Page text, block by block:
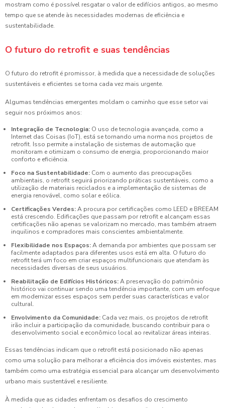
mostram como é possível resgatar o valor de edifícios antigos, ao mesmo
tempo que se atende às necessidades modernas de eficiência e
sustentabilidade.
O futuro do retrofit e suas tendências
O futuro do retrofit é promissor, à medida que a necessidade de soluções
sustentáveis e eficientes se torna cada vez mais urgente.
Algumas tendências emergentes moldam o caminho que esse setor vai
seguir nos próximos anos:
Integração de Tecnologia: O uso de tecnologia avançada, como a
Internet das Coisas (IoT), está se tornando uma norma nos projetos de
retrofit. Isso permite a instalação de sistemas de automação que
monitoram e otimizam o consumo de energia, proporcionando maior
conforto e eficiência.
Foco na Sustentabilidade: Com o aumento das preocupações
ambientais, o retrofit seguirá priorizando práticas sustentáveis, como a
utilização de materiais reciclados e a implementação de sistemas de
energia renovável, como solar e eólica.
Certificações Verdes:A procura por certificações como LEED e BREEAM
está crescendo. Edificações que passam por retrofit e alcançam essas
certificações não apenas se valorizam no mercado, mas também atraem
inquilinos e compradores mais conscientes ambientalmente.
Flexibilidade nos Espaços:A demanda por ambientes que possam ser
facilmente adaptados para diferentes usos está em alta. O futuro do
retrofit terá um foco em criar espaços multifuncionais que atendam às
necessidades diversas de seus usuários.
Reabilitação de Edifícios Históricos:A preservação do patrimônio
histórico vai continuar sendo uma tendência importante, com um enfoque
em modernizar esses espaços sem perder suas características e valor
cultural.
Envolvimento da Comunidade: Cada vez mais, os projetos de retrofit
irão incluir a participação da comunidade, buscando contribuir para o
desenvolvimento social e econômico local ao revitalizar áreas inteiras.
Essas tendências indicam que o retrofit está posicionado não apenas
como uma solução para melhorar a eficiência dos imóveis existentes, mas
também como uma estratégia essencial para alcançar um desenvolvimento
urbano mais sustentável e resiliente.
À medida que as cidades enfrentam os desafios do crescimento